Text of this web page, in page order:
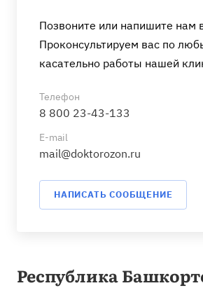
Республика
Позвоните или напишите нам
Проконсультируем вас по
касательно работы нашей
Телефон
8 800 23-43-133
E-mail
mail@doktorozon.ru
НАПИСАТЬ СООБЩЕНИЕ